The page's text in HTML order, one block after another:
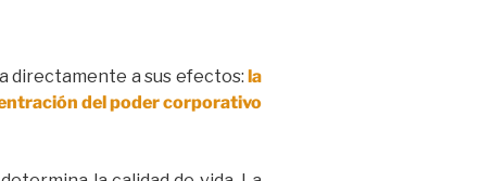
directamente a sus efectos:la
del poder corporativo